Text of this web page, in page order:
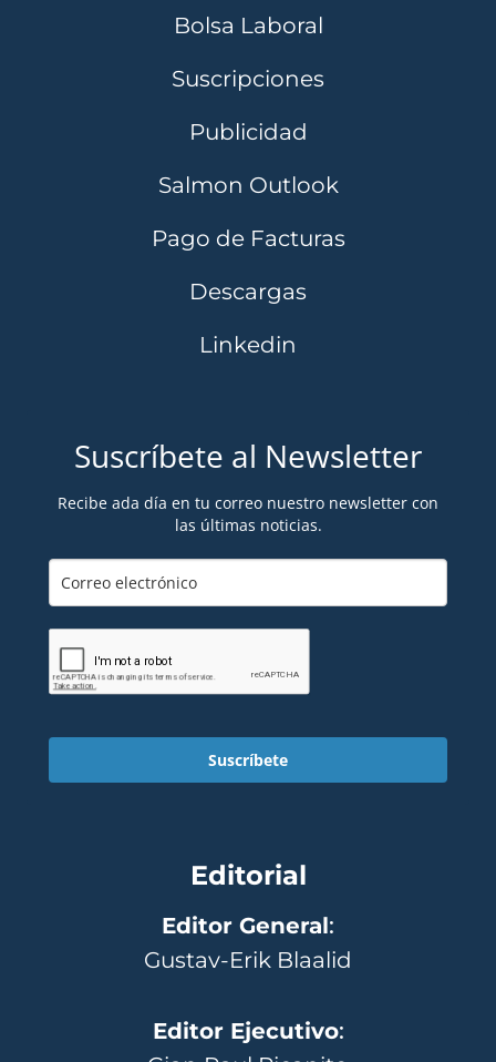
Bolsa Laboral
Suscripciones
Publicidad
Salmon Outlook
Pago de Facturas
Descargas
Linkedin
Suscríbete al Newsletter
Recibe ada día en tu correo nuestro newsletter con
las últimas noticias.
Suscríbete
Editorial
Editor General:
Gustav-Erik Blaalid
Editor Ejecutivo: